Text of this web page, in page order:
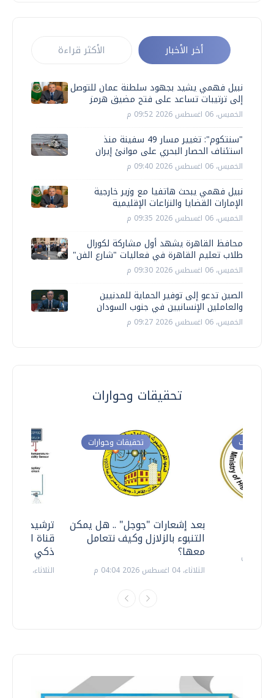
أخر الأخبار الأكثر قراءة
نبيل فهمي يشيد بجهود سلطنة عمان للتوصل
إلى ترتيبات تساعد على فتح مضيق هرمز
الخميس، 06 اغسطس 2026 09:52 م
"سنتكوم": تغيير مسار 49 سفينة منذ
استئناف الحصار البحري على موانئ إيران
الخميس، 06 اغسطس 2026 09:40 م
نبيل فهمي يبحث هاتفيا مع وزير خارجية
الإمارات القضايا والنزاعات الإقليمية
الخميس، 06 اغسطس 2026 09:35 م
محافظ القاهرة يشهد أول مشاركة لكورال
طلاب تعليم القاهرة في فعاليات "شارع الفن"
الخميس، 06 اغسطس 2026 09:30 م
الصين تدعو إلى توفير الحماية للمدنيين
والعاملين الإنسانيين في جنوب السودان
الخميس، 06 اغسطس 2026 09:27 م
تحقيقات وحوارات
ترشيدا
قناة
ذكي
الثلاثاء، 14 يوليو 2026 06:11 م
تحقيقات وحوارات
بعد إشعارات "جوجل" .. هل يمكن
التنبوء بالزلازل وكيف نتعامل
معها؟
الثلاثاء، 04 اغسطس 2026 04:04 م
وحوارات